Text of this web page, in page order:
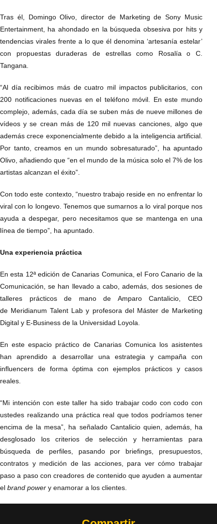
Tras él, Domingo Olivo, director de Marketing de Sony Music
Entertainment, ha ahondado en la búsqueda obsesiva por hits y
tendencias virales frente a lo que él denomina ‘artesanía estelar’
con propuestas duraderas de estrellas como Rosalía o C.
Tangana.
“Al día recibimos más de cuatro mil impactos publicitarios, con
200 notificaciones nuevas en el teléfono móvil. En este mundo
complejo, además, cada día se suben más de nueve millones de
vídeos y se crean más de 120 mil nuevas canciones, algo que
además crece exponencialmente debido a la inteligencia artificial.
Por tanto, creamos en un mundo sobresaturado”, ha apuntado
Olivo, añadiendo que “en el mundo de la música solo el 7% de los
artistas alcanzan el éxito”.
Con todo este contexto, “nuestro trabajo reside en no enfrentar lo
viral con lo longevo. Tenemos que sumarnos a lo viral porque nos
ayuda a despegar, pero necesitamos que se mantenga en una
línea de tiempo”, ha apuntado.
Una experiencia práctica
En esta 12ª edición de Canarias Comunica, el Foro Canario de la
Comunicación, se han llevado a cabo, además, dos sesiones de
talleres prácticos de mano de Amparo Cantalicio, CEO
de Meridianum Talent Lab y profesora del Máster de Marketing
Digital y E-Business de la Universidad Loyola.
En este espacio práctico de Canarias Comunica los asistentes
han aprendido a desarrollar una estrategia y campaña con
influencers de forma óptima con ejemplos prácticos y casos
reales.
“Mi intención con este taller ha sido trabajar codo con codo con
ustedes realizando una práctica real que todos podríamos tener
encima de la mesa”, ha señalado Cantalicio quien, además, ha
desglosado los criterios de selección y herramientas para
búsqueda de perfiles, pasando por briefings, presupuestos,
contratos y medición de las acciones, para ver cómo trabajar
paso a paso con creadores de contenido que ayuden a aumentar
el brand power y enamorar a los clientes.